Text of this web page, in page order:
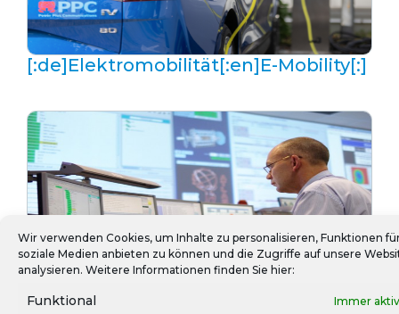
Wir verwenden Cookies, um Inhalte zu personalisieren, Funktionen
soziale Medien anbieten zu können und die Zugriffe auf unsere
analysieren. Weitere Informationen finden Sie hier:
Funktional Immer aktiv
[:de]Elektromobilität[:en]E-Mobility[:]
[:de]Smart Grid[:en]Smart Grids[:]